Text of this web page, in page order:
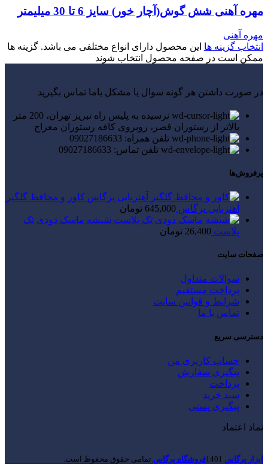
مهره آهنی شش گوش(آچار خور) سایز 6 تا 30 میلیمتر
مهره آهنی
انتخاب گزینه ها این محصول دارای انواع مختلفی می باشد. گزینه ها
ممکن است در صفحه محصول انتخاب شوند
در صورت داشتن هر گونه سوال یا مشکل باما تماس بگیرید
نرسیده به پلیس راه تبریز تهران، 200 متر
بالاتر از رستوران قصر، روبروی کافه رستوران معراج
تلفن همراه: 09027186633
تلفن تماس: 09027186633
پرفروش‌ها
کاور و محافظ گلگیر
آهنربایی پرگاس 645,000 تومان
شیشه ماسک دودی تک
پلاست 26,400 تومان
صفحات سایت
سوالات متداول
پرداخت مستقیم
شرایط و قوانین سایت
تماس با ما
دسترسی سریع
حساب کاربری من
پیگیری سفارش
پرداخت
سبد خرید
پیگیری پستی
نماد اعتماد
ابزار پرگاس 1401فروشگاه پرگاس .تمامی حقوق محفوظ است.